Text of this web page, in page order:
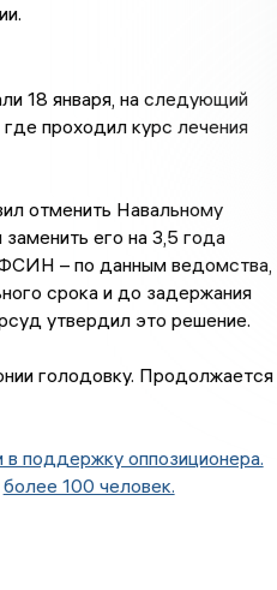
18 января, на следующий
проходил курс лечения
отменить Навальному
его на 3,5 года
– по данным ведомства,
срока и до задержания
утвердил это решение.
голодовку. Продолжается
в поддержку оппозиционера.
более 100 человек.